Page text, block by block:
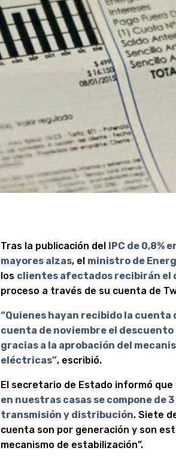
Tras la publicación del IPC de 0,8%
mayores alzas, el ministro de
los clientes afectados recibirán el
proceso a través de su cuenta de
“Quienes hayan recibido la cuenta
cuenta de noviembre el
gracias a la aprobación del
eléctricas”, escribió.
El secretario de Estado informó que
en nuestras casas se compone
transmisión y distribución. Siete
cuenta son por generación y son
mecanismo de estabilización”.